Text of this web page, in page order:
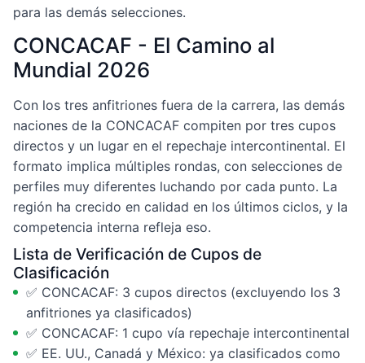
para las demás selecciones.
CONCACAF - El Camino al
Mundial 2026
Con los tres anfitriones fuera de la carrera, las demás
naciones de la CONCACAF compiten por tres cupos
directos y un lugar en el repechaje intercontinental. El
formato implica múltiples rondas, con selecciones de
perfiles muy diferentes luchando por cada punto. La
región ha crecido en calidad en los últimos ciclos, y la
competencia interna refleja eso.
Lista de Verificación de Cupos de
Clasificación
✅ CONCACAF: 3 cupos directos (excluyendo los 3
anfitriones ya clasificados)
✅ CONCACAF: 1 cupo vía repechaje intercontinental
✅ EE. UU., Canadá y México: ya clasificados como